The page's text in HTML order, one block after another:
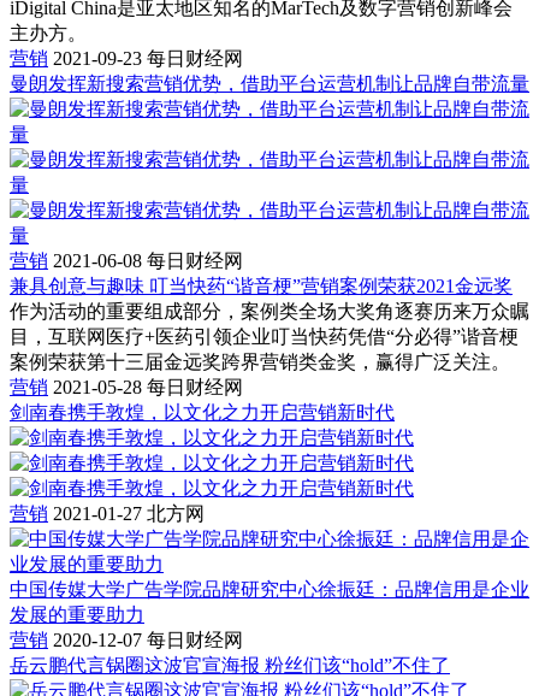
iDigital China是亚太地区知名的MarTech及数字营销创新峰会
主办方。
营销 2021-09-23 每日财经网
曼朗发挥新搜索营销优势，借助平台运营机制让品牌自带流量
营销 2021-06-08 每日财经网
兼具创意与趣味 叮当快药“谐音梗”营销案例荣获2021金远奖
作为活动的重要组成部分，案例类全场大奖角逐赛历来万众瞩
目，互联网医疗+医药引领企业叮当快药凭借“分必得”谐音梗
案例荣获第十三届金远奖跨界营销类金奖，赢得广泛关注。
营销 2021-05-28 每日财经网
剑南春携手敦煌，以文化之力开启营销新时代
营销 2021-01-27 北方网
中国传媒大学广告学院品牌研究中心徐振廷：品牌信用是企业
发展的重要助力
营销 2020-12-07 每日财经网
岳云鹏代言锅圈这波官宣海报 粉丝们该“hold”不住了